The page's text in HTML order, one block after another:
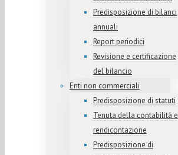
Predisposizione di bilanci
annuali
Report periodici
Revisione e certificazione
del bilancio
Enti non commerciali
Predisposizione di statuti
Tenuta della contabilità e
rendicontazione
Predisposizione di